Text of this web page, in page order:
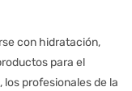
con hidratación,
para el
los profesionales de la